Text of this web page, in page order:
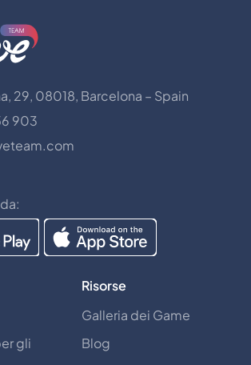
29, 08018, Barcelona – Spain
903
gli
Risorse
Galleria dei Game
Blog